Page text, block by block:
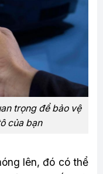
trọng để bảo vệ
của bạn
lên, đó có thể